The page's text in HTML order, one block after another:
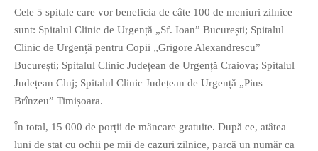
famous movies by using the
very letters of their titles!
RASFOIESTE
Cele 5 spitale care vor beneficia de câte 100 de meniuri zilnice
sunt: Spitalul Clinic de Urgență „Sf. Ioan” București; Spitalul
Clinic de Urgență pentru Copii „Grigore Alexandrescu”
București; Spitalul Clinic Județean de Urgență Craiova; Spitalul
Județean Cluj; Spitalul Clinic Județean de Urgență „Pius
Brînzeu” Timișoara.
În total, 15 000 de porții de mâncare gratuite. După ce, atâtea
luni de stat cu ochii pe mii de cazuri zilnice, parcă un număr ca